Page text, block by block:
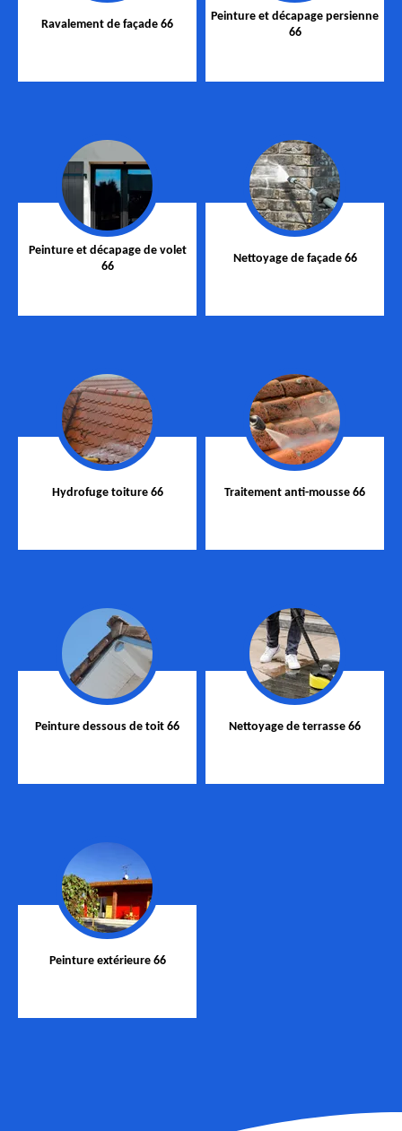
Ravalement de façade 66
Peinture et décapage persienne
66
Peinture et décapage de volet
66
Nettoyage de façade 66
Hydrofuge toiture 66 Traitement anti-mousse 66
Peinture dessous de toit 66 Nettoyage de terrasse 66
Peinture extérieure 66